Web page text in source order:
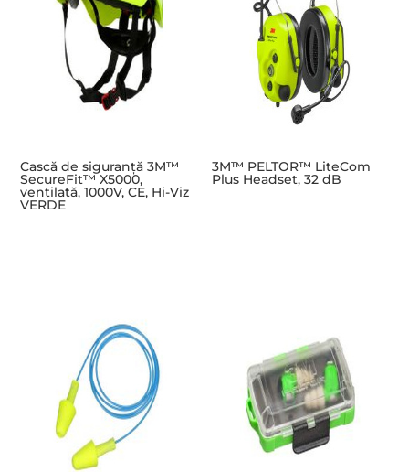
Cască de siguranță 3M™
SecureFit™ X5000,
ventilată, 1000V, CE, Hi-Viz
VERDE
3M™ PELTOR™ LiteCom
Plus Headset, 32 dB